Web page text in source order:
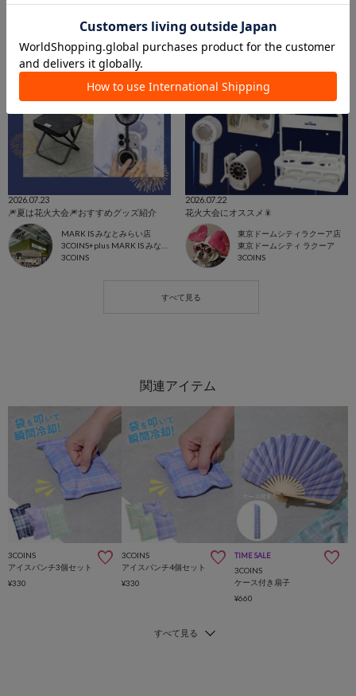
2026.07.23
🎆夏は花火大会🎆おすすめグッズ紹介
MARK IS みなとみらい店
3COINS
2026.07.22
花火大会にオススメ🎇
東京ドームシティラクーア店
東京ドームシティ ラクーア
3COINS
3COINS
アイスパンチ3個セット
¥330
3COINS
アイスパンチ4個セット
¥330
TIME SALE
3COINS
ケース付き扇子
¥660